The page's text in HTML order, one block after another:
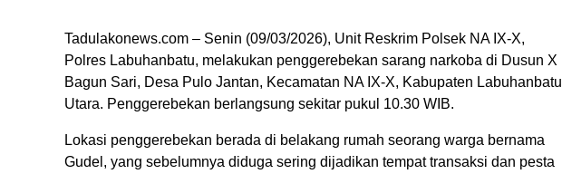
Tadulakonews.com – Senin (09/03/2026), Unit Reskrim Polsek NA IX-X,
Polres Labuhanbatu, melakukan penggerebekan sarang narkoba di Dusun X
Bagun Sari, Desa Pulo Jantan, Kecamatan NA IX-X, Kabupaten Labuhanbatu
Utara. Penggerebekan berlangsung sekitar pukul 10.30 WIB.
Lokasi penggerebekan berada di belakang rumah seorang warga bernama
Gudel, yang sebelumnya diduga sering dijadikan tempat transaksi dan pesta